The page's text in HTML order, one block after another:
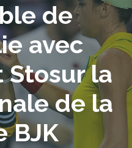
de
avec
Stosur la
de la
BJK